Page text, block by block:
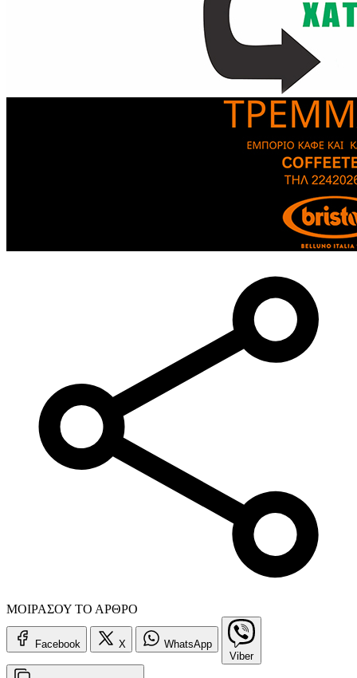
ΜΟΙΡΑΣΟΥ ΤΟ ΑΡΘΡΟ
Facebook X
WhatsApp
Viber